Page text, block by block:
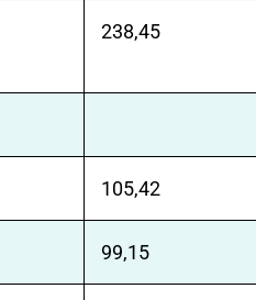
238,45
105,42
99,15